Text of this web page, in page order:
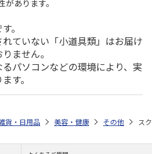
あります。
。
ていない「小道具類」はお届け
ません。
パソコンなどの環境により、実
す。
貨・日用品 美容・健康 その他 ス